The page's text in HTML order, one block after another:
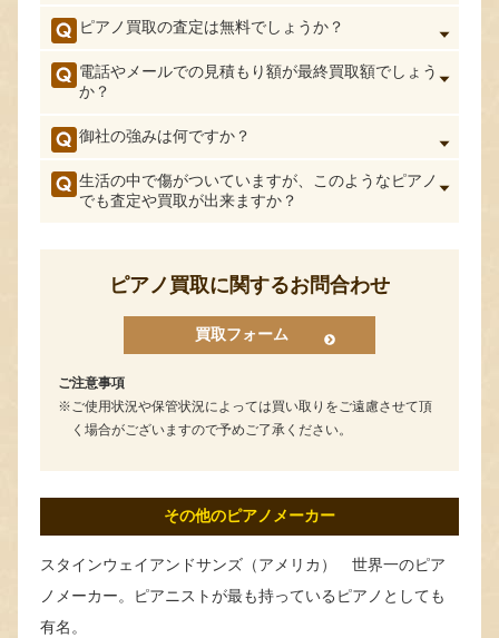
ピアノ買取の査定は無料でしょうか？
電話やメールでの見積もり額が最終買取額でしょう
か？
御社の強みは何ですか？
生活の中で傷がついていますが、このようなピアノ
でも査定や買取が出来ますか？
ピアノ買取に関するお問合わせ
買取フォーム
ご注意事項
ご使用状況や保管状況によっては買い取りをご遠慮させて頂
く場合がございますので予めご了承ください。
その他のピアノメーカー
スタインウェイアンドサンズ（アメリカ） 世界一のピア
ノメーカー。ピアニストが最も持っているピアノとしても
有名。